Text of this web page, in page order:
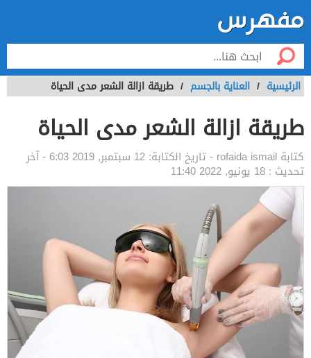
الرئيسية / العناية بالجسم / طريقة ازالة الشعر مدى الحياة
طريقة ازالة الشعر مدى الحياة
كتابة rofaida ismail - تاريخ الكتابة: 12 سبتمبر, 2019 6:03 - آخر
تحديث : 18 يونيو, 2022 11:40